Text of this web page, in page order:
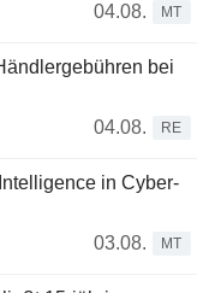
04.08.
MT
bei
04.08.
RE
in Cyber-
03.08.
MT